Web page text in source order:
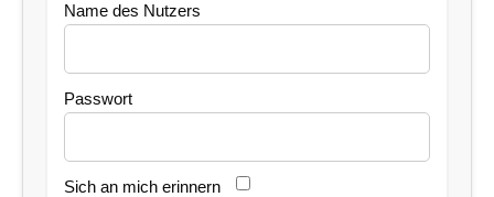
Name des Nutzers
Passwort
Sich an mich erinnern